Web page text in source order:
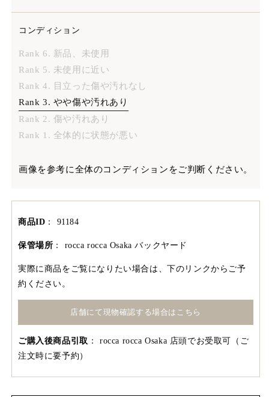
コンディション
Rank 6. 新品、未使用
Rank 5. 未使用に近い
Rank 4. 目立った傷や汚れなし
Rank 3. やや傷や汚れあり
Rank 2. 傷や汚れあり
Rank 1. 全体的に状態が悪い
画像を参考に全体のコンディションをご判断ください。
商品ID ： 91184
保管場所 ： rocca rocca Osaka バックヤード
実際に商品をご覧になりたい場合は、下のリンクからご予
約ください。
店舗にて現物確認する場合はこちら
ご購入後商品引取 ：rocca rocca Osaka 店頭でお受取可（ご
注文時に要予約）